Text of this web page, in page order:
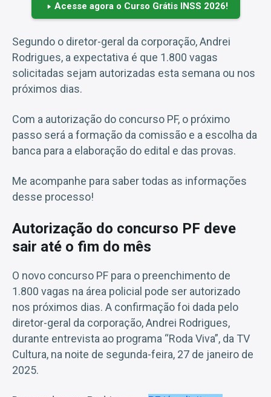
Acesse agora o Curso Grátis INSS 2026!
Segundo o diretor-geral da corporação, Andrei
Rodrigues, a expectativa é que 1.800 vagas
solicitadas sejam autorizadas esta semana ou nos
próximos dias.
Com a autorização do concurso PF, o próximo
passo será a formação da comissão e a escolha da
banca para a elaboração do edital e das provas.
Me acompanhe para saber todas as informações
desse processo!
Autorização do concurso PF deve
sair até o fim do mês
O novo concurso PF para o preenchimento de
1.800 vagas na área policial pode ser autorizado
nos próximos dias. A confirmação foi dada pelo
diretor-geral da corporação, Andrei Rodrigues,
durante entrevista ao programa “Roda Viva”, da TV
Cultura, na noite de segunda-feira, 27 de janeiro de
2025.